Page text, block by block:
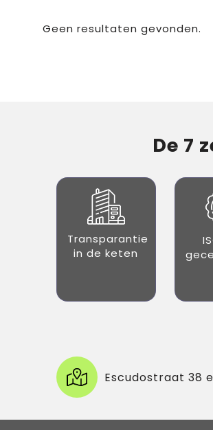
Geen resultaten gevonden.
De 7
Transparantie
in de keten
Escudostraat 38